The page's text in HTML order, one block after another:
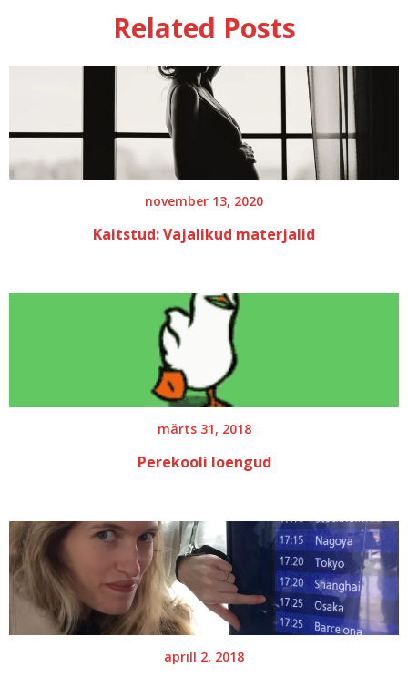
trenni
Tervis
Related Posts
november 13, 2020
Kaitstud: Vajalikud materjalid
märts 31, 2018
Perekooli loengud
aprill 2, 2018